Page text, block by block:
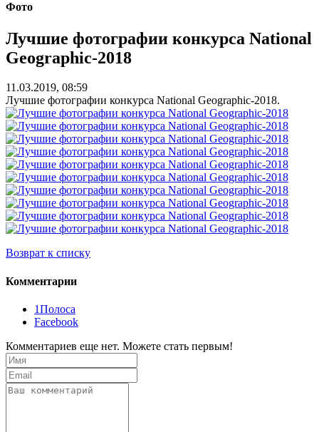
Фото
Лучшие фотографии конкурса National
Geographic-2018
11.03.2019, 08:59
Лучшие фотографии конкурса National Geographic-2018.
Возврат к списку
Комментарии
1Полоса
Facebook
Комментариев еще нет. Можете стать первым!